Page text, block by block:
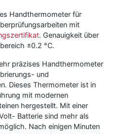
Handthermometer für
mit
. Genauigkeit über
±0.2 °C.
präzises Handthermometer
und
Dieses Thermometer ist in
mit modernen
hergestellt. Mit einer
Batterie sind mehr als
Nach einigen Minuten